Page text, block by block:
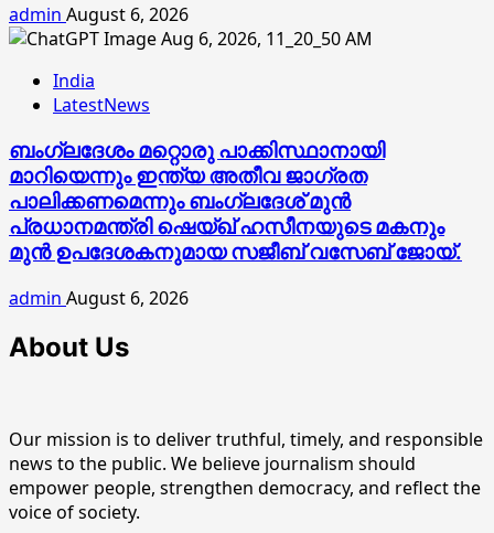
admin August 6, 2026
India
LatestNews
ബംഗ്ലദേശം മറ്റൊരു പാക്കിസ്ഥാനായി
മാറിയെന്നും ഇന്ത്യ അതീവ ജാഗ്രത
പാലിക്കണമെന്നും ബംഗ്ലദേശ് മുൻ
പ്രധാനമന്ത്രി ഷെയ്ഖ് ഹസീനയുടെ മകനും
മുൻ ഉപദേശകനുമായ സജീബ് വസേബ് ജോയ്.
admin August 6, 2026
About Us
Our mission is to deliver truthful, timely, and responsible
news to the public. We believe journalism should
empower people, strengthen democracy, and reflect the
voice of society.